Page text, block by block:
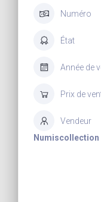
Numéro
État
Année de
Prix de
Vendeur
Numiscollection